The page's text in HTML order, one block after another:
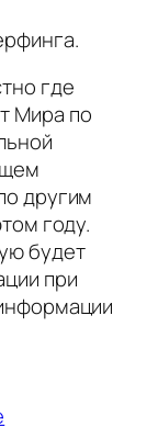
где
Мира по
другим
году.
будет
при